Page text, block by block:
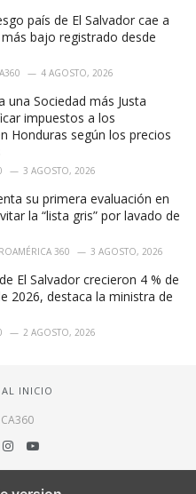
país de El Salvador cae a
más bajo registrado desde
4 AGOSTO, 2026
una Sociedad más Justa
impuestos a los
Honduras según los precios
3 AGOSTO, 2026
su primera evaluación en
la “lista gris” por lavado de
360 3 AGOSTO, 2026
El Salvador crecieron 4 % de
2026, destaca la ministra de
2 AGOSTO, 2026
AL INICIO